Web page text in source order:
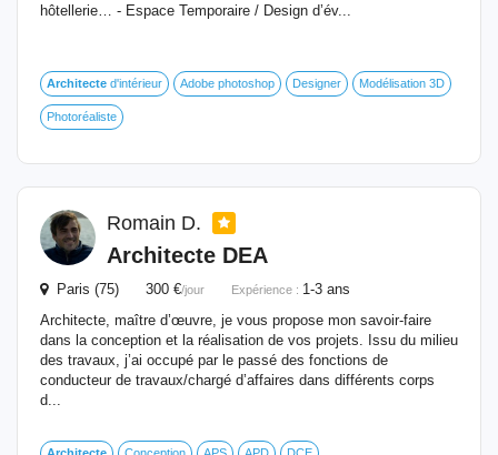
hôtellerie… - Espace Temporaire / Design d’év...
Architecte d'intérieur Adobe photoshop Designer Modélisation 3D
Photoréaliste
Romain D.
Architecte DEA
Paris (75) 300 €/jour Expérience : 1-3 ans
Architecte, maître d’œuvre, je vous propose mon savoir-faire
dans la conception et la réalisation de vos projets. Issu du milieu
des travaux, j’ai occupé par le passé des fonctions de
conducteur de travaux/chargé d’affaires dans différents corps
d...